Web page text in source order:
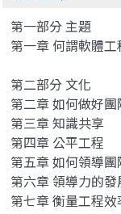
第一部分 主題
第一章 何謂軟體工
第二部分 文化
第二章 如何做好
第三章 知識共享
第四章 公平工程
第五章 如何領導團
第六章 領導力的發
第七章 衡量工程效